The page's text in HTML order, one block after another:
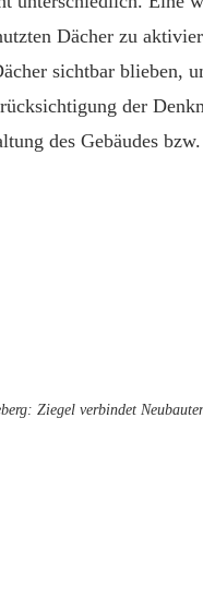
Dächer zu
sichtbar blieben,
der
des Gebäudes
Ziegel verbindet